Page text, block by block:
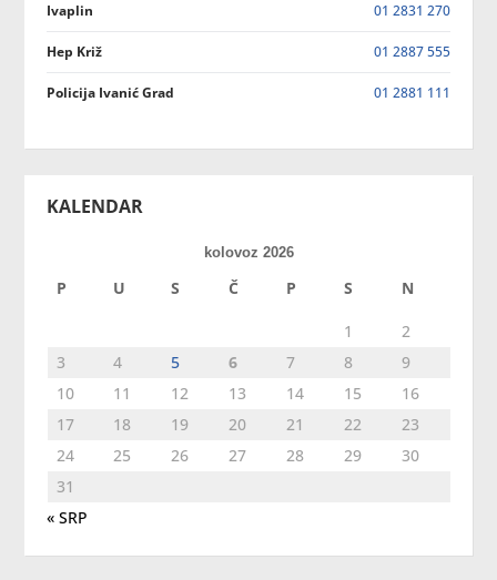
Ivaplin 01 2831 270
Hep Križ 01 2887 555
Policija Ivanić Grad 01 2881 111
KALENDAR
kolovoz 2026
P U S Č P S N
1
2
3
4 5 6 7 8
9
10
11 12 13 14 15
16
17
18 19 20 21 22
23
24
25 26 27 28 29
30
31
« SRP